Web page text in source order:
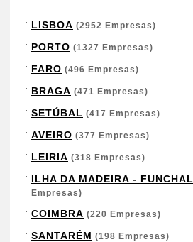
LISBOA (2952 Empresas)
PORTO (1327 Empresas)
FARO (496 Empresas)
BRAGA (471 Empresas)
SETÚBAL (417 Empresas)
AVEIRO (377 Empresas)
LEIRIA (318 Empresas)
ILHA DA MADEIRA - FUNCHAL
Empresas)
COIMBRA (220 Empresas)
SANTARÉM (198 Empresas)